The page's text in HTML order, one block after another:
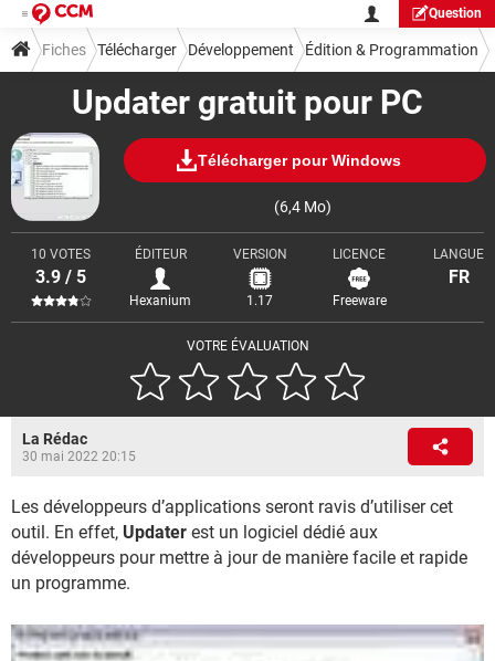
Question
Updater gratuit pour PC
Télécharger pour Windows
(6,4 Mo)
VOTRE ÉVALUATION
10 VOTES
3.9 / 5
ÉDITEUR
Hexanium
VERSION
1.17
LICENCE
Freeware
LANGUE
FR
Fiches Télécharger Développement Édition & Programmation
La Rédac
30 mai 2022 20:15
Les développeurs d’applications seront ravis d’utiliser cet
outil. En effet, Updater est un logiciel dédié aux
développeurs pour mettre à jour de manière facile et rapide
un programme.